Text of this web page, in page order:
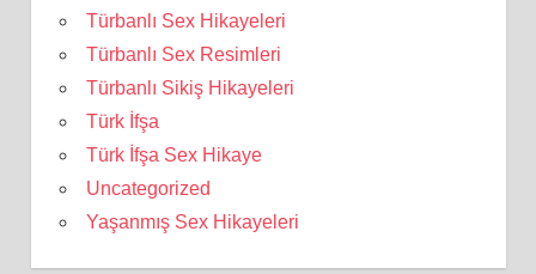
Türbanlı Sex Hikayeleri
Türbanlı Sex Resimleri
Türbanlı Sikiş Hikayeleri
Türk İfşa
Türk İfşa Sex Hikaye
Uncategorized
Yaşanmış Sex Hikayeleri